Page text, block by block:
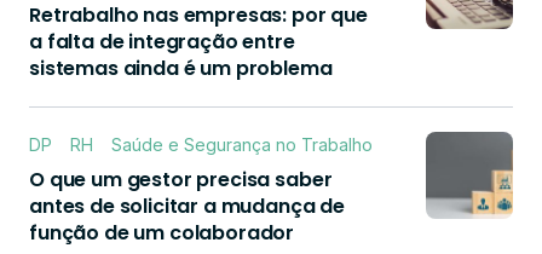
Retrabalho nas empresas: por que
a falta de integração entre
sistemas ainda é um problema
DP RH Saúde e Segurança no Trabalho
O que um gestor precisa saber
antes de solicitar a mudança de
função de um colaborador